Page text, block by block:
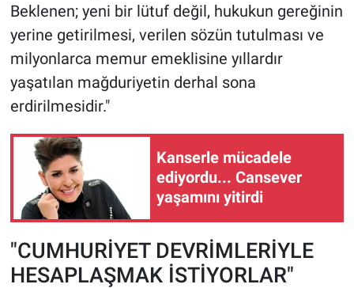
Beklenen; yeni bir lütuf değil, hukukun gereğinin
yerine getirilmesi, verilen sözün tutulması ve
milyonlarca memur emeklisine yıllardır
yaşatılan mağduriyetin derhal sona
erdirilmesidir."
Kanserle mücadele
ediyordu... Cansever
yaşamını yitirdi
"CUMHURİYET DEVRİMLERİYLE
HESAPLAŞMAK İSTİYORLAR"